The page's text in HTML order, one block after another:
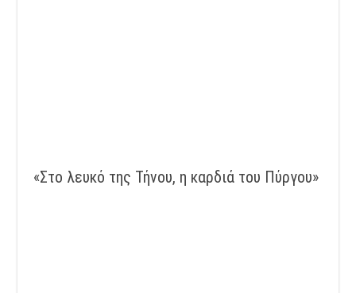
«Στο λευκό της Τήνου, η καρδιά του Πύργου»